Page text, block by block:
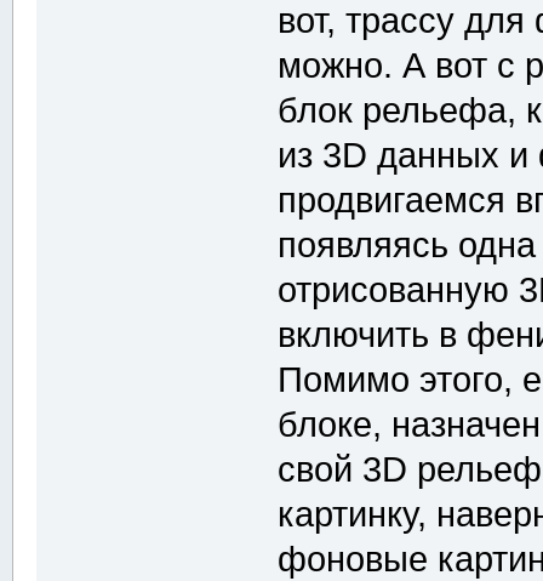
вот, трассу
можно. А вот с
блок рельефа,
из 3D данных и
продвигаемся
появляясь
отрисованную
включить в
Помимо этого,
блоке,
свой 3D
картинку,
фоновые